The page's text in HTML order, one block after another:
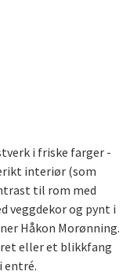
i friske farger -
interiør (som
til rom med
veggdekor og pynt i
Håkon Morønning.
eller et blikkfang
entré.